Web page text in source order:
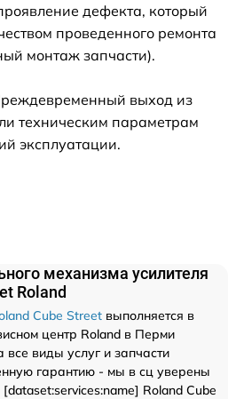
дефекта, который
проведенного ремонта
монтаж запчасти).
выход из
техническим параметрам
эксплуатации.
механизма усилителя
Roland
Cube Street выполняется в
центр Roland в Перми
виды услуг и запчасти
гарантию - мы в сц уверены
Roland Cube